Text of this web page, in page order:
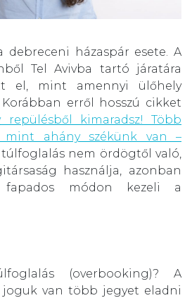
debreceni házaspár esete. A
Tel Avivba tartó járatára
el, mint amennyi ülőhely
erről hosszú cikket
repülésből kimaradsz! Több
ahány székünk van –
túlfoglalás nem ördögtől való,
használja, azonban
fapados módon kezeli a
(overbooking)? A
joguk van több jegyet eladni